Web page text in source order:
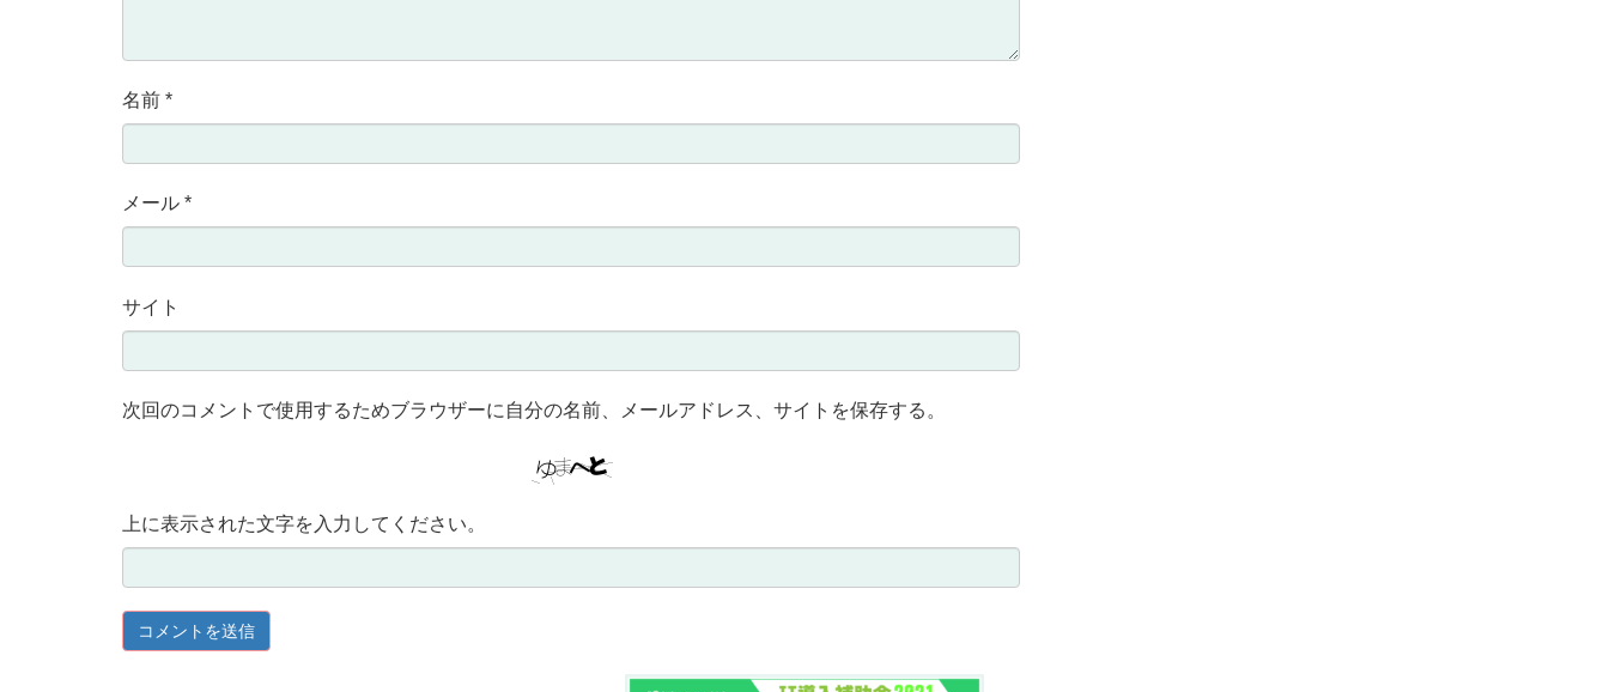
名前 *
メール *
サイト
次回のコメントで使用するためブラウザーに自分の名前、メールアドレス、サイトを保存する。
上に表示された文字を入力してください。